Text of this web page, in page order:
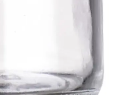
Добавить отзыв